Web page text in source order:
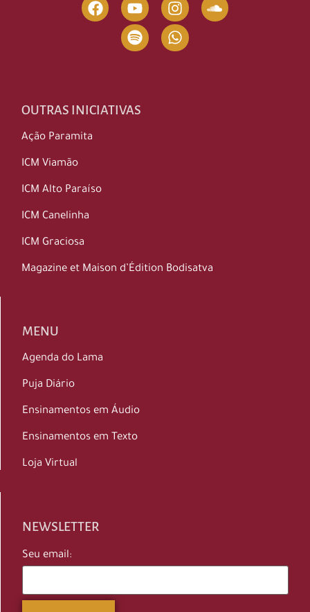
OUTRAS INICIATIVAS
Ação Paramita
ICM Viamão
ICM Alto Paraíso
ICM Canelinha
ICM Graciosa
Magazine et Maison d’Édition Bodisatva
MENU
Agenda do Lama
Puja Diário
Ensinamentos em Áudio
Ensinamentos em Texto
Loja Virtual
NEWSLETTER
Seu email: